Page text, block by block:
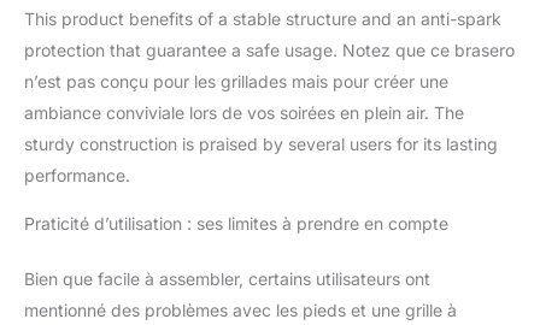
terme à haute
UNIQUE: Le motif
spécial orignal d'élan
entoure le foyer
extérieur plein
d'élégance vintage. La
de l'air, idéale pour la
du charbon de bois. Le
grand brasero (Ø 65
This product benefits of a stable structure and an anti-spark
protection that guarantee a safe usage. Notez que ce brasero
n’est pas conçu pour les grillades mais pour créer une
ambiance conviviale lors de vos soirées en plein air. The
sturdy construction is praised by several users for its lasting
performance.
Praticité d’utilisation : ses limites à prendre en compte
Bien que facile à assembler, certains utilisateurs ont
mentionné des problèmes avec les pieds et une grille à